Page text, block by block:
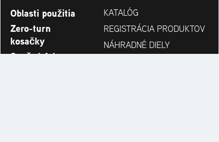
Oblasti použitia
Zero-turn
kosačky
Snežné frézy
KATALÓG
REGISTRÁCIA PRODUKTOV
NÁHRADNÉ DIELY